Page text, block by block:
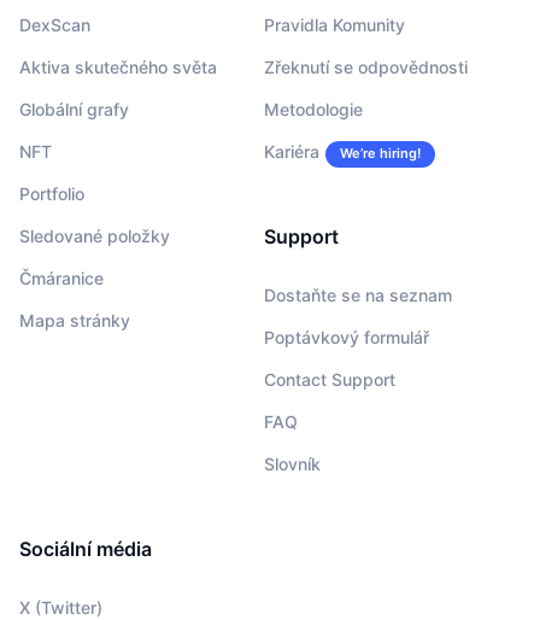
DexScan
Aktiva skutečného světa
Globální grafy
NFT
Portfolio
Sledované položky
Čmáranice
Mapa stránky
Pravidla Komunity
Zřeknutí se odpovědnosti
Metodologie
Kariéra We’re hiring!
Support
Dostaňte se na seznam
Poptávkový formulář
Contact Support
FAQ
Slovník
Sociální média
X (Twitter)